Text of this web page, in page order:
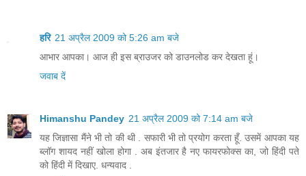
हरि 21 अप्रैल 2009 को 5:26 am बजे
आभार आपका। आज ही इस ब्राउजर को डाउनलोड कर देखता हूं।
जवाब दें
Himanshu Pandey 21 अप्रैल 2009 को 7:14 am बजे
यह जिज्ञासा मैंने भी तो की थी . सफारी भी तो प्रयोग करता हूँ. उसमें आपका यह
ब्लॉग शायद नहीं खोला होगा . अब इंतजार है नए फायरफोक्स का, जो हिंदी पते
को हिंदी में दिखाए. धन्यवाद .